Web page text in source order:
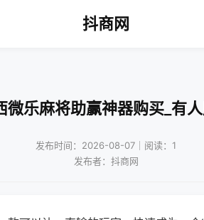
抖商网
微乐麻将助赢神器购买_有
发布时间：2026-08-07｜阅读：1
发布者：抖商网